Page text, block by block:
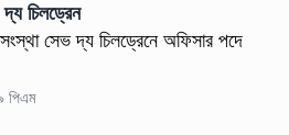
চিলড্রেন
সেভ দ্য চিলড্রেনে অফিসার পদে
পিএম